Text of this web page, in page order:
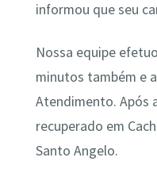
informou que seu
Nossa equipe
minutos também e
Atendimento. Após
recuperado em
Santo Angelo.